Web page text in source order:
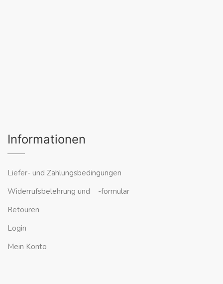
Informationen
Liefer- und Zahlungsbedingungen
Widerrufsbelehrung und -formular
Retouren
Login
Mein Konto